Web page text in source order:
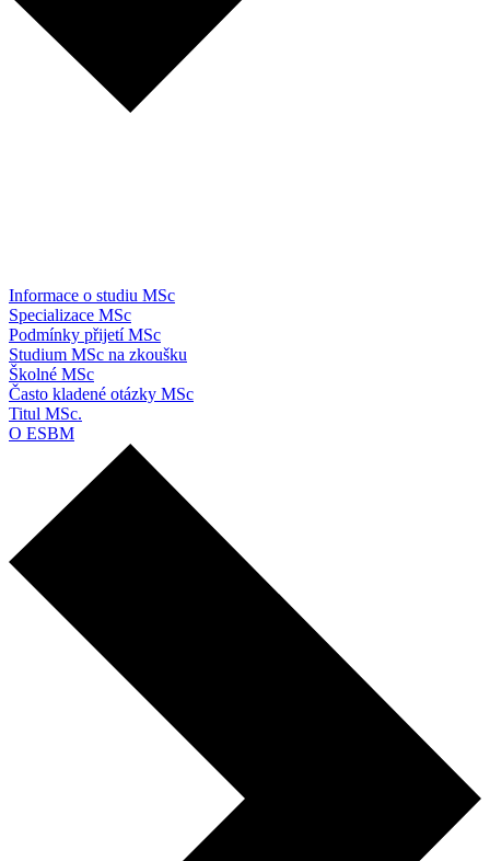
Informace o studiu MSc
Specializace MSc
Podmínky přijetí MSc
Studium MSc na zkoušku
Školné MSc
Často kladené otázky MSc
Titul MSc.
O ESBM